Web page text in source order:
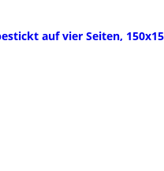
auf vier Seiten,